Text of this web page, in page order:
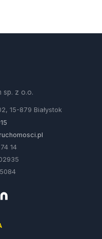
sp. z o.o.
15-879 Białystok
14